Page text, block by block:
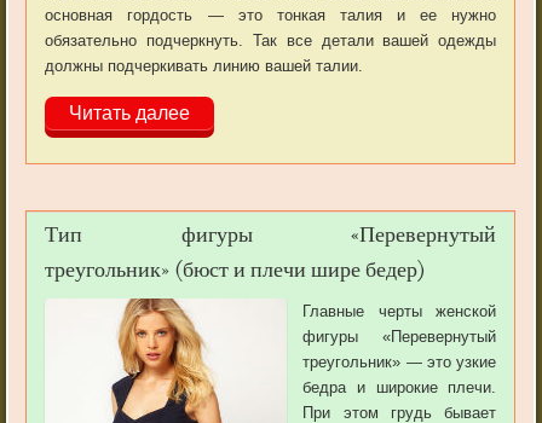
основная гордость — это тонкая талия и ее нужно
обязательно подчеркнуть. Так все детали вашей одежды
должны подчеркивать линию вашей талии.
Читать далее
Тип фигуры «Перевернутый
треугольник» (бюст и плечи шире бедер)
Главные черты женской
фигуры «Перевернутый
треугольник» — это узкие
бедра и широкие плечи.
При этом грудь бывает